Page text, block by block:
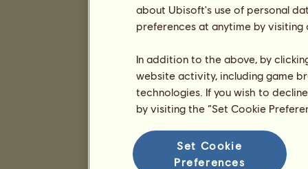
about Ubisoft's use of personal
preferences at anytime by
In addition to the above, by
website activity, including game
technologies. If you wish to
by visiting the “Set Cookie
Set Cookie
Preferences